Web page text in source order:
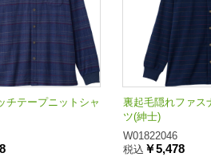
チテープニットシャ
裏起毛隠れファス
ツ(紳士)
W01822046
税込 ￥5,478